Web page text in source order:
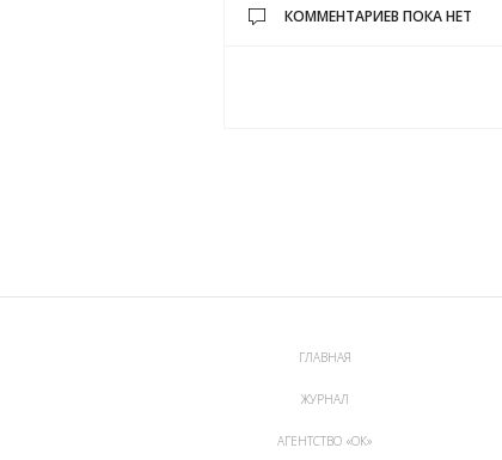
КОММЕНТАРИЕВ ПОКА НЕТ
ГЛАВНАЯ
ЖУРНАЛ
АГЕНТСТВО «ОК»